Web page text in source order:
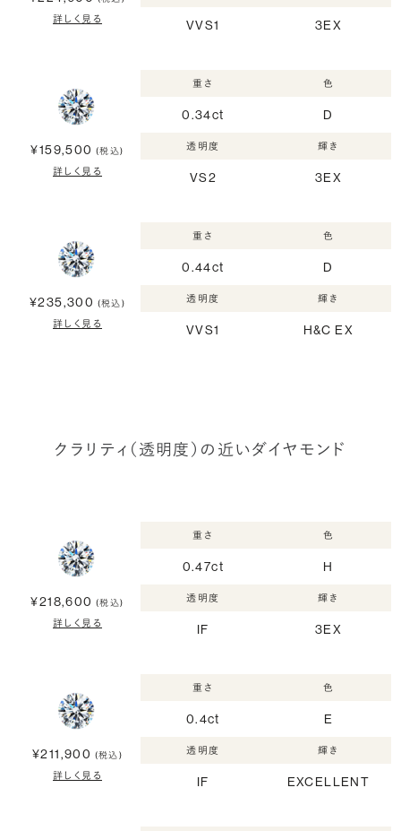
詳しく見る VVS1 3EX
¥159,500 (税込)
詳しく見る
重さ
0.34ct
色
D
透明度
VS2
輝き
3EX
¥235,300 (税込)
詳しく見る
重さ
0.44ct
色
D
透明度
VVS1
輝き
H&C EX
クラリティ（透明度）の近いダイヤモンド
¥218,600 (税込)
詳しく見る
重さ
0.47ct
色
H
透明度
IF
輝き
3EX
¥211,900 (税込)
詳しく見る
重さ
0.4ct
色
E
透明度
IF
輝き
EXCELLENT